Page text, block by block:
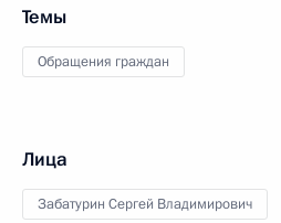
Темы
Обращения граждан
Лица
Забатурин Сергей Владимирович